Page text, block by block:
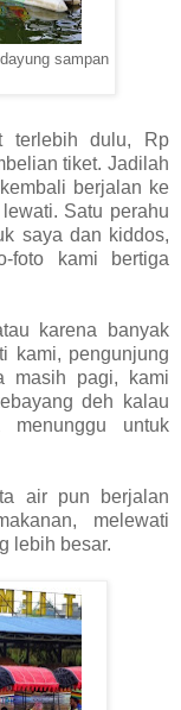
sampan
terlebih dulu, Rp
tiket. Jadilah
berjalan ke
Satu perahu
saya dan kiddos,
foto kami bertiga
karena banyak
kami, pengunjung
masih pagi, kami
deh kalau
untuk
air pun berjalan
melewati
lebih besar.